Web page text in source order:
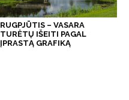
RUGPJŪTIS – VASARA
TURĖTŲ IŠEITI PAGAL
ĮPRASTĄ GRAFIKĄ